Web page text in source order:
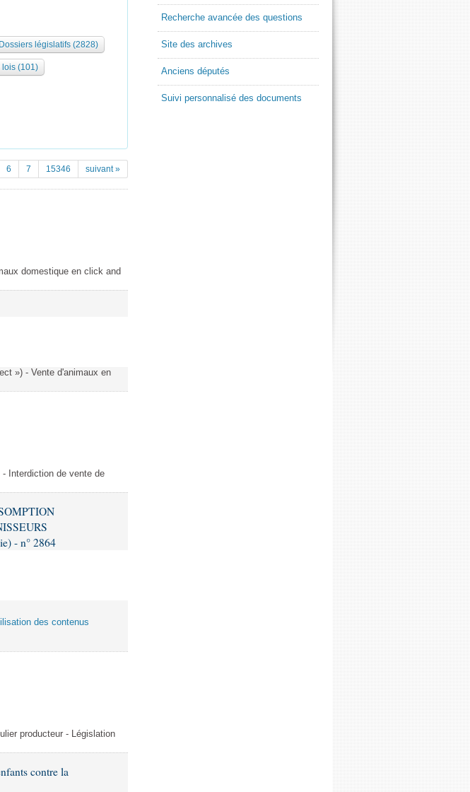
Dossiers législatifs (2828)
lois (101)
6 7 15346 suivant »
domestique en click and
») - Vente d'animaux en
Interdiction de vente de
- n° 2864
des contenus
producteur - Législation
contre la
Recherche avancée des questions
Site des archives
Anciens députés
Suivi personnalisé des documents